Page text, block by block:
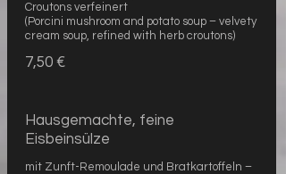
Croutons verfeinert
(Porcini mushroom and potato soup – velvety
cream soup, refined with herb croutons)
7,50 €
Hausgemachte, feine
Eisbeinsülze
mit Zunft-Remoulade und Bratkartoffeln –